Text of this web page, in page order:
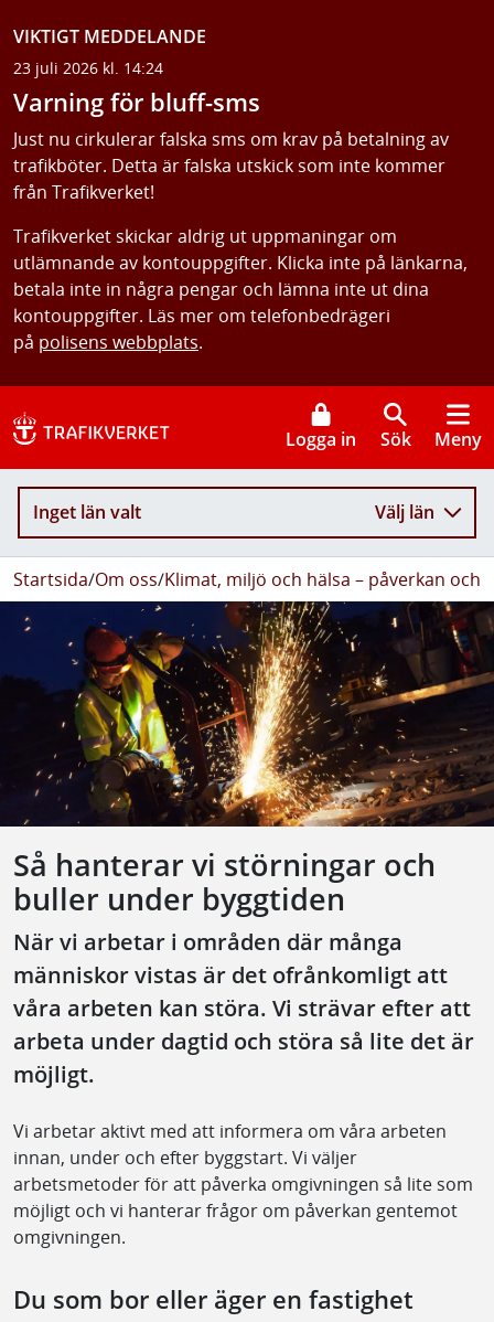
VIKTIGT MEDDELANDE
23 juli 2026 kl. 14:24
Varning för bluff-sms
Just nu cirkulerar falska sms om krav på betalning av
trafikböter. Detta är falska utskick som inte kommer
från Trafikverket!
Trafikverket skickar aldrig ut uppmaningar om
utlämnande av kontouppgifter. Klicka inte på länkarna,
betala inte in några pengar och lämna inte ut dina
kontouppgifter. Läs mer om telefonbedrägeri
på polisens webbplats.
Logga in Sök Meny
Inget län valt Välj län
Startsida/Om oss/Klimat, miljö och hälsa – påverkan och
Så hanterar vi störningar och
buller under byggtiden
När vi arbetar i områden där många
människor vistas är det ofrånkomligt att
våra arbeten kan störa. Vi strävar efter att
arbeta under dagtid och störa så lite det är
möjligt.
Vi arbetar aktivt med att informera om våra arbeten
innan, under och efter byggstart. Vi väljer
arbetsmetoder för att påverka omgivningen så lite som
möjligt och vi hanterar frågor om påverkan gentemot
omgivningen.
Du som bor eller äger en fastighet